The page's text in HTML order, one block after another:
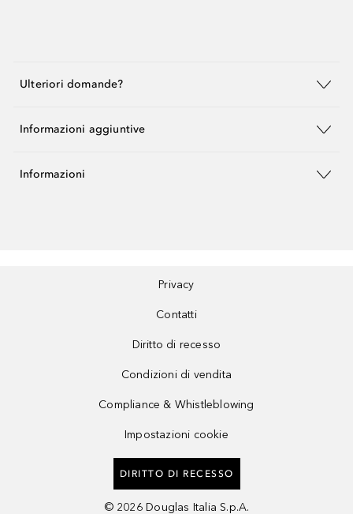
Ulteriori domande?
Informazioni aggiuntive
Informazioni
Privacy
Contatti
Diritto di recesso
Condizioni di vendita
Compliance & Whistleblowing
Impostazioni cookie
DIRITTO DI RECESSO
© 2026 Douglas Italia S.p.A.